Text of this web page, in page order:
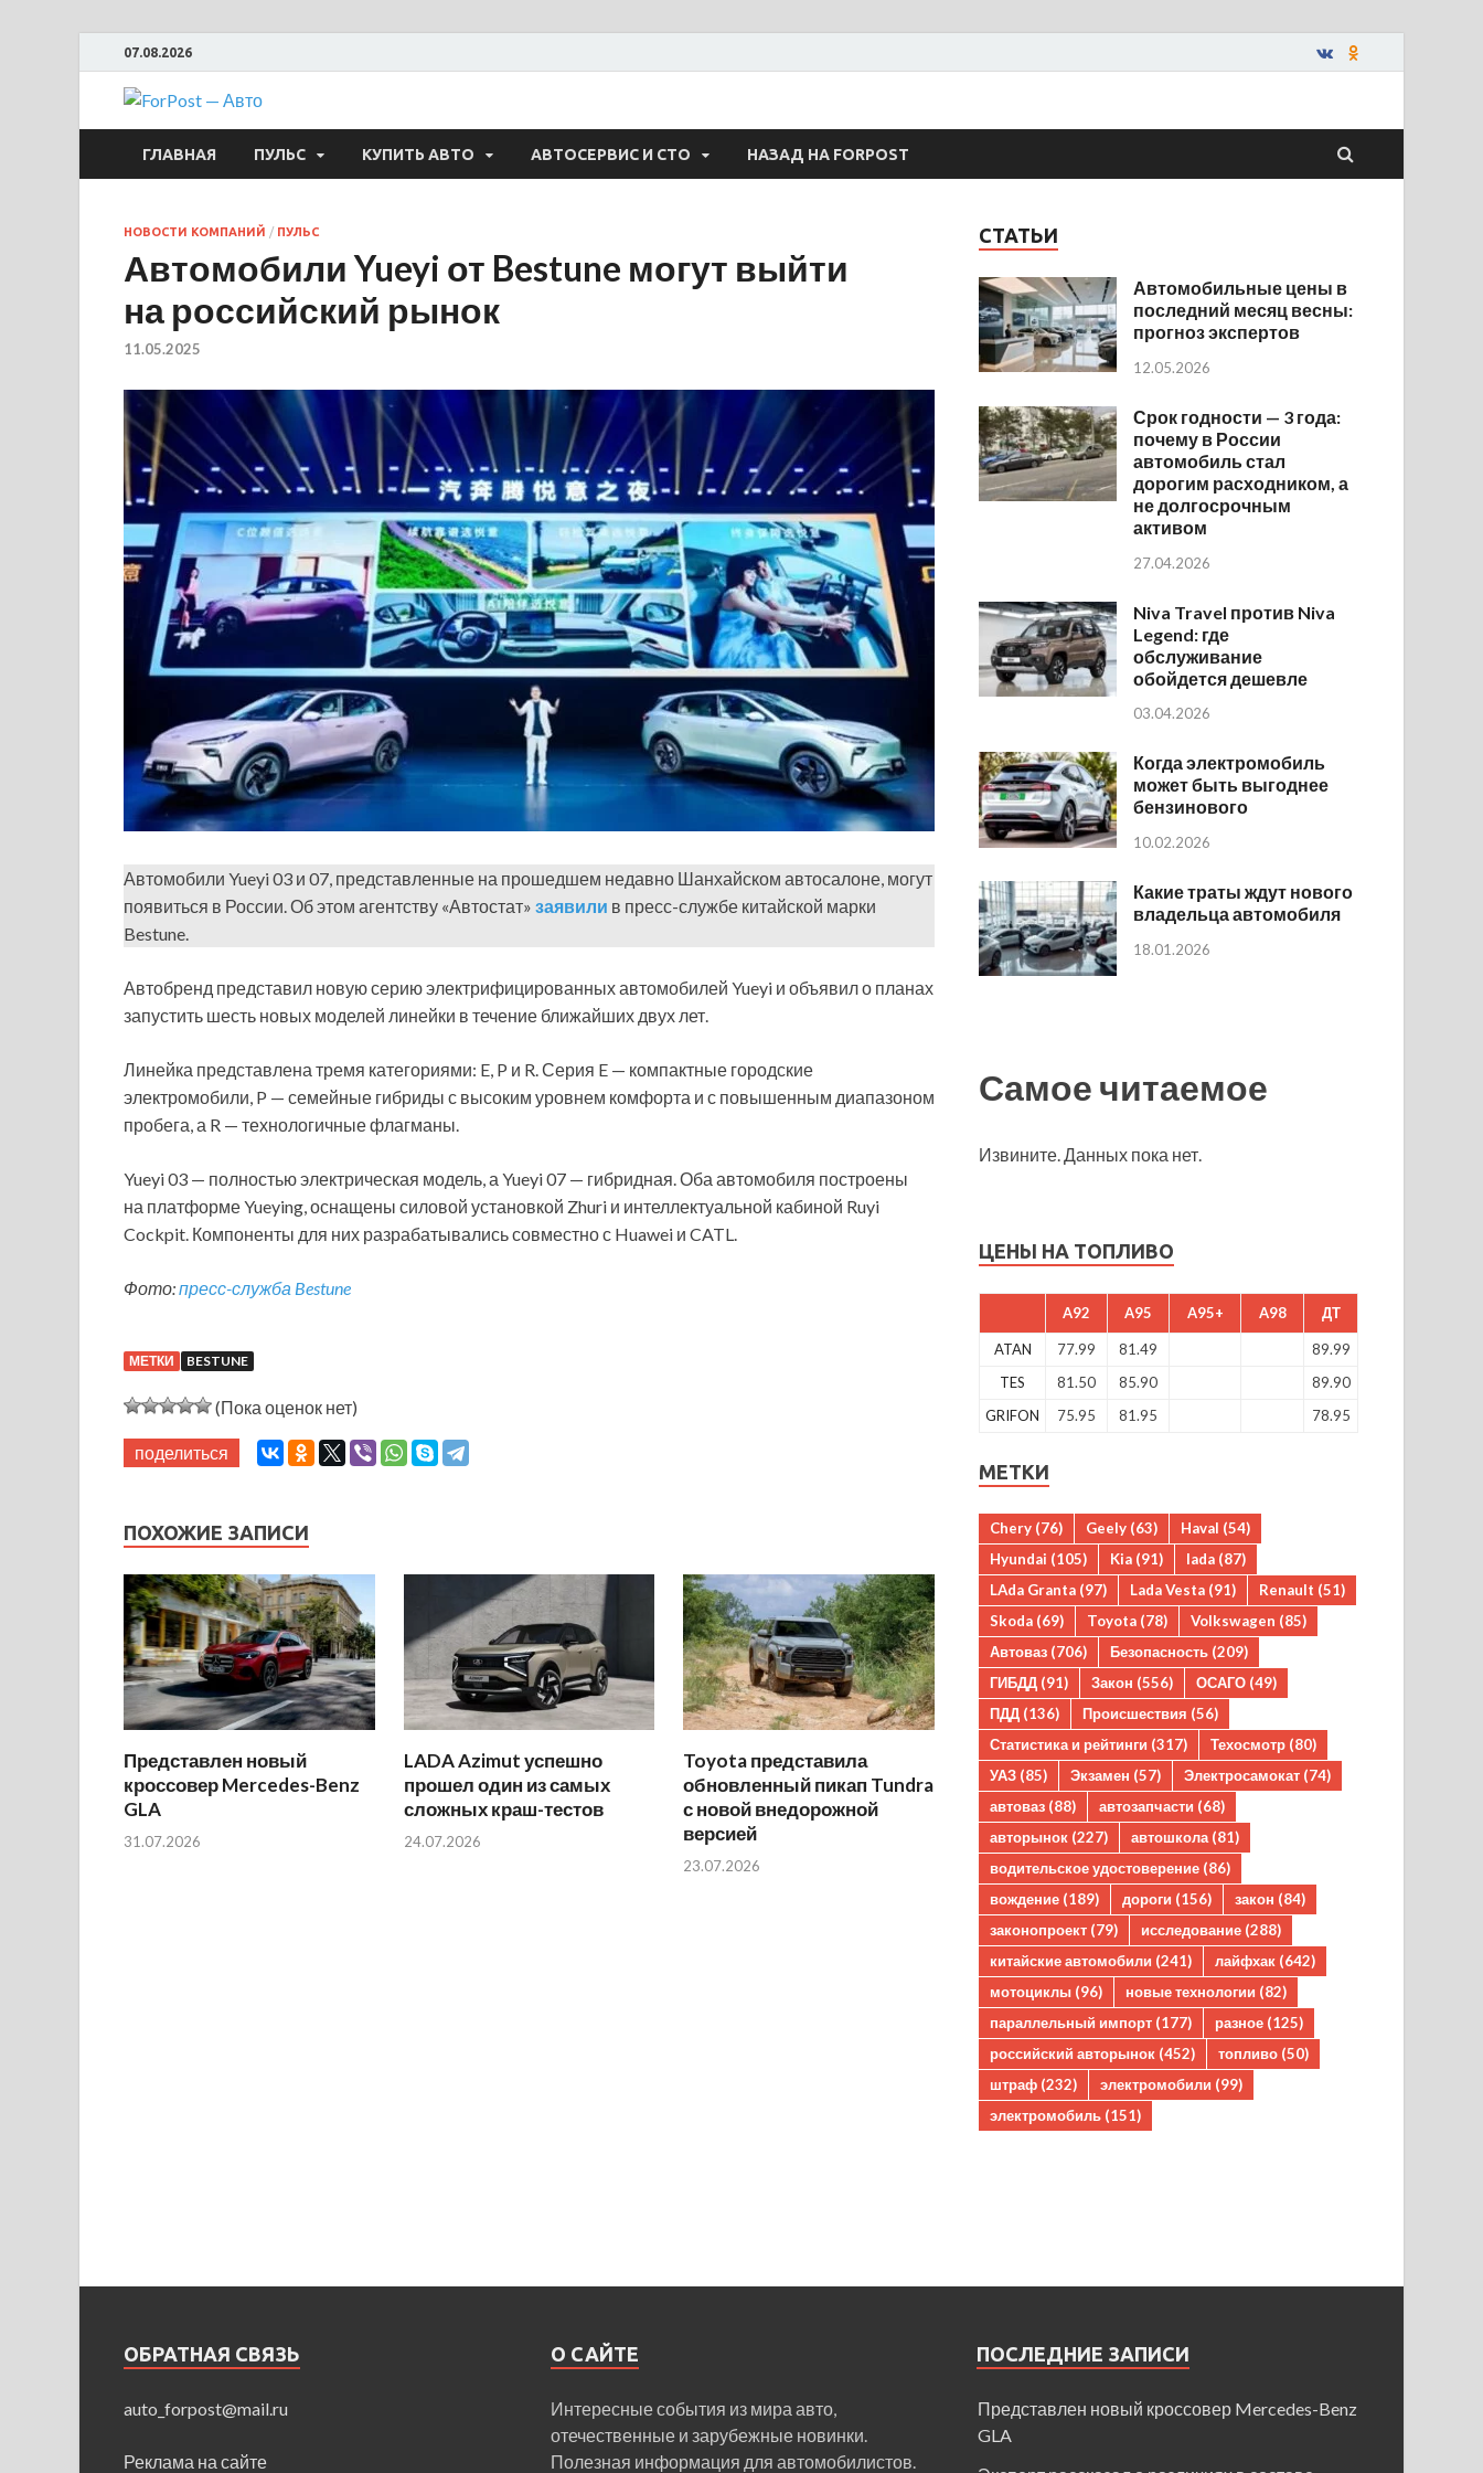
07.08.2026
ForPost — Авто
ГЛАВНАЯ ПУЛЬС КУПИТЬ АВТО АВТОСЕРВИС И СТО НАЗАД НА FORPOST
НОВОСТИ КОМПАНИЙ / ПУЛЬС
Автомобили Yueyi от Bestune могут выйти
на российский рынок
11.05.2025
Автомобили Yueyi 03 и 07, представленные на прошедшем недавно Шанхайском автосалоне, могут
появиться в России. Об этом агентству «Автостат» заявили в пресс-службе китайской марки
Bestune.
Автобренд представил новую серию электрифицированных автомобилей Yueyi и объявил о планах
запустить шесть новых моделей линейки в течение ближайших двух лет.
Линейка представлена тремя категориями: E, P и R. Серия E — компактные городские
электромобили, P — семейные гибриды с высоким уровнем комфорта и с повышенным диапазоном
пробега, а R — технологичные флагманы.
Yueyi 03 — полностью электрическая модель, а Yueyi 07 — гибридная. Оба автомобиля построены
на платформе Yueying, оснащены силовой установкой Zhuri и интеллектуальной кабиной Ruyi
Cockpit. Компоненты для них разрабатывались совместно с Huawei и CATL.
Фото:пресс-служба Bestune
МЕТКИ BESTUNE
(Пока оценок нет)
поделиться
ПОХОЖИЕ ЗАПИСИ
Представлен новый
кроссовер Mercedes-Benz
GLA
31.07.2026
LADA Azimut успешно
прошел один из самых
сложных краш-тестов
24.07.2026
Toyota представила
обновленный пикап Tundra
с новой внедорожной
версией
23.07.2026
СТАТЬИ
Автомобильные цены в
последний месяц весны:
прогноз экспертов
12.05.2026
Срок годности — 3 года:
почему в России
автомобиль стал
дорогим расходником, а
не долгосрочным
активом
27.04.2026
Niva Travel против Niva
Legend: где
обслуживание
обойдется дешевле
03.04.2026
Когда электромобиль
может быть выгоднее
бензинового
10.02.2026
Какие траты ждут нового
владельца автомобиля
18.01.2026
Самое читаемое
Извините. Данных пока нет.
ЦЕНЫ НА ТОПЛИВО
A92 A95 A95+ A98 ДТ
ATAN 77.99 81.49
89.99
TES
81.50 85.90
89.90
GRIFON
75.95 81.95 78.95
МЕТКИ
Chery (76) Geely (63) Haval (54)
Hyundai (105) Kia (91) lada (87)
LAda Granta (97) Lada Vesta (91) Renault (51)
Skoda (69) Toyota (78) Volkswagen (85)
Автоваз (706) Безопасность (209)
ГИБДД (91) Закон (556) ОСАГО (49)
ПДД (136) Происшествия (56)
Статистика и рейтинги (317) Техосмотр (80)
УАЗ (85) Экзамен (57) Электросамокат (74)
автоваз (88) автозапчасти (68)
авторынок (227) автошкола (81)
водительское удостоверение (86)
вождение (189) дороги (156) закон (84)
законопроект (79) исследование (288)
китайские автомобили (241) лайфхак (642)
мотоциклы (96) новые технологии (82)
параллельный импорт (177) разное (125)
российский авторынок (452) топливо (50)
штраф (232) электромобили (99)
электромобиль (151)
ОБРАТНАЯ СВЯЗЬ
auto_forpost@mail.ru
Реклама на сайте
О САЙТЕ
Интересные события из мира авто,
отечественные и зарубежные новинки.
Полезная информация для автомобилистов.
ПОСЛЕДНИЕ ЗАПИСИ
Представлен новый кроссовер Mercedes-Benz
GLA